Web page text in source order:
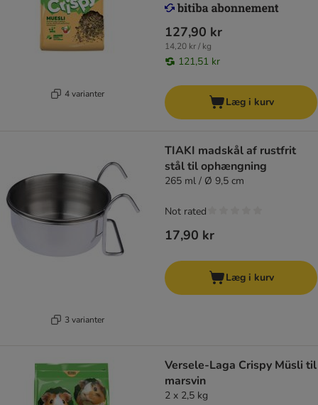
4 varianter
127,90 kr
14,20 kr / kg
121,51 kr
Læg i kurv
3 varianter
TIAKI madskål af rustfrit
stål til ophængning
265 ml / Ø 9,5 cm
17,90 kr
Not rated
Læg i kurv
Versele-Laga Crispy Müsli til
marsvin
2 x 2,5 kg